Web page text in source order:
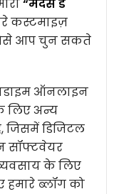
“मदर्स डे
कस्टमाइज़
आप चुन सकते
ऑनलाइन
लिए अन्य
जिसमें डिजिटल
सॉफ्टवेयर
के लिए
ब्लॉग को